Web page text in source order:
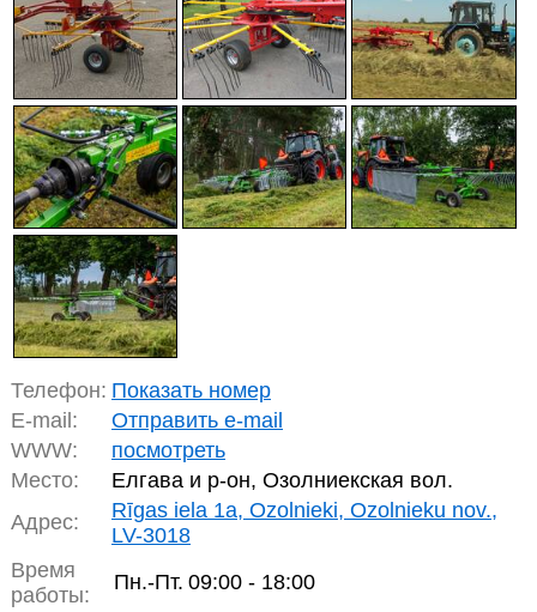
Телефон: Показать номер
E-mail:
Отправить e-mail
WWW:
посмотреть
Место:
Елгава и р-он, Озолниекская вол.
Адрес:
Rīgas iela 1a, Ozolnieki, Ozolnieku nov.,
LV-3018
Время
работы:
Пн.-Пт. 09:00 - 18:00